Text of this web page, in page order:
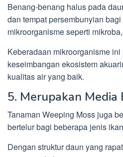
Benang-benang halus pada
dan tempat persembunyian
mikroorganisme seperti
Keberadaan mikroorganisme
keseimbangan ekosistem
kualitas air yang baik.
5. Merupakan
Tanaman Weeping Moss juga
bertelur bagi beberapa jenis
Dengan struktur daun yang